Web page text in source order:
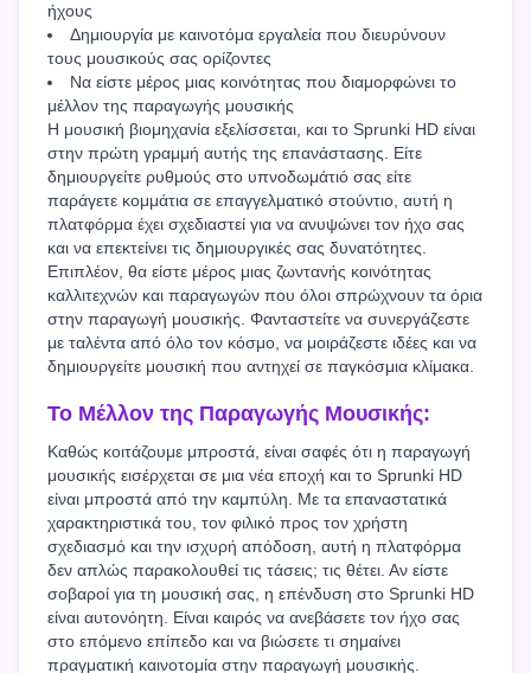
ήχους
Δημιουργία με καινοτόμα εργαλεία που διευρύνουν
τους μουσικούς σας ορίζοντες
Να είστε μέρος μιας κοινότητας που διαμορφώνει το
μέλλον της παραγωγής μουσικής
Η μουσική βιομηχανία εξελίσσεται, και το Sprunki HD είναι
στην πρώτη γραμμή αυτής της επανάστασης. Είτε
δημιουργείτε ρυθμούς στο υπνοδωμάτιό σας είτε
παράγετε κομμάτια σε επαγγελματικό στούντιο, αυτή η
πλατφόρμα έχει σχεδιαστεί για να ανυψώνει τον ήχο σας
και να επεκτείνει τις δημιουργικές σας δυνατότητες.
Επιπλέον, θα είστε μέρος μιας ζωντανής κοινότητας
καλλιτεχνών και παραγωγών που όλοι σπρώχνουν τα όρια
στην παραγωγή μουσικής. Φανταστείτε να συνεργάζεστε
με ταλέντα από όλο τον κόσμο, να μοιράζεστε ιδέες και να
δημιουργείτε μουσική που αντηχεί σε παγκόσμια κλίμακα.
Το Μέλλον της Παραγωγής Μουσικής:
Καθώς κοιτάζουμε μπροστά, είναι σαφές ότι η παραγωγή
μουσικής εισέρχεται σε μια νέα εποχή και το Sprunki HD
είναι μπροστά από την καμπύλη. Με τα επαναστατικά
χαρακτηριστικά του, τον φιλικό προς τον χρήστη
σχεδιασμό και την ισχυρή απόδοση, αυτή η πλατφόρμα
δεν απλώς παρακολουθεί τις τάσεις; τις θέτει. Αν είστε
σοβαροί για τη μουσική σας, η επένδυση στο Sprunki HD
είναι αυτονόητη. Είναι καιρός να ανεβάσετε τον ήχο σας
στο επόμενο επίπεδο και να βιώσετε τι σημαίνει
πραγματική καινοτομία στην παραγωγή μουσικής.